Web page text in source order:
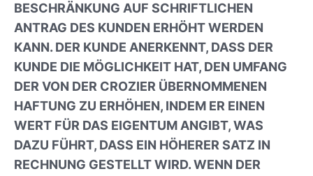
BESCHRÄNKUNG AUF SCHRIFTLICHEN
ANTRAG DES KUNDEN ERHÖHT WERDEN
KANN. DER KUNDE ANERKENNT, DASS DER
KUNDE DIE MÖGLICHKEIT HAT, DEN UMFANG
DER VON DER CROZIER ÜBERNOMMENEN
HAFTUNG ZU ERHÖHEN, INDEM ER EINEN
WERT FÜR DAS EIGENTUM ANGIBT, WAS
DAZU FÜHRT, DASS EIN HÖHERER SATZ IN
RECHNUNG GESTELLT WIRD. WENN DER